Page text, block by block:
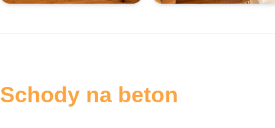
Schody na beton